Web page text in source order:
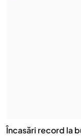
Încasări record la